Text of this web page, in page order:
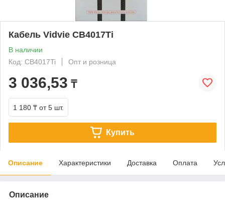
Кабель Vidvie CB4017Ti
В наличии
Код: CB4017Ti
Опт и розница
3 036,53 ₸
1 180 ₸ от 5 шт.
Купить
Описание Характеристики Доставка Оплата
Описание